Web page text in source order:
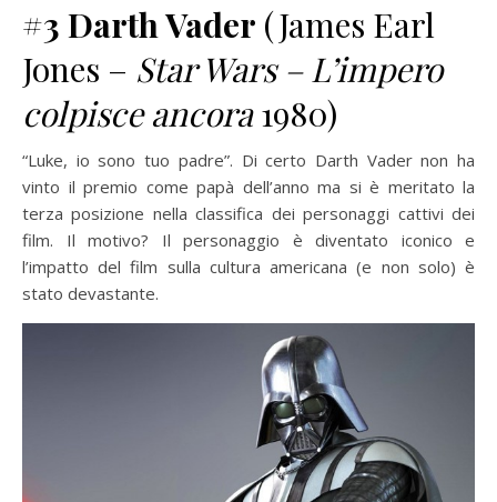
#3 Darth Vader (James Earl
Jones – Star Wars – L’impero
colpisce ancora1980)
“Luke, io sono tuo padre”. Di certo Darth Vader non ha
vinto il premio come papà dell’anno ma si è meritato la
terza posizione nella classifica dei personaggi cattivi dei
film. Il motivo? Il personaggio è diventato iconico e
l’impatto del film sulla cultura americana (e non solo) è
stato devastante.